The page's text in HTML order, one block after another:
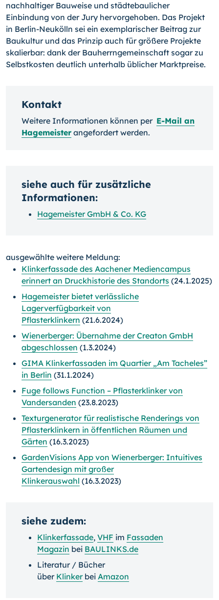
nachhaltiger Bauweise und städtebaulicher
Einbindung von der Jury hervorgehoben. Das Projekt
in Berlin-Neukölln sei ein exemplarischer Beitrag zur
Baukultur und das Prinzip auch für größere Projekte
skalierbar: dank der Bauherrngemeinschaft sogar zu
Selbstkosten deutlich unterhalb üblicher Marktpreise.
Kontakt
Weitere Informationen können per E-Mail an
Hagemeister angefordert werden.
siehe auch für zusätzliche
Informationen:
Hagemeister GmbH & Co. KG
ausgewählte weitere Meldung:
Klinkerfassade des Aachener Mediencampus
erinnert an Druckhistorie des Standorts (24.1.2025)
Hagemeister bietet verlässliche
Lagerverfügbarkeit von
Pflasterklinkern (21.6.2024)
Wienerberger: Übernahme der Creaton GmbH
abgeschlossen (1.3.2024)
GIMA Klinkerfassaden im Quartier „Am Tacheles”
in Berlin (31.1.2024)
Fuge follows Function – Pflasterklinker von
Vandersanden (23.8.2023)
Texturgenerator für realistische Renderings von
Pflasterklinkern in öffentlichen Räumen und
Gärten (16.3.2023)
GardenVisions App von Wienerberger: Intuitives
Gartendesign mit großer
Klinkerauswahl (16.3.2023)
siehe zudem:
Klinkerfassade, VHF im Fassaden
Magazin bei BAULINKS.de
Literatur / Bücher
über Klinkerbei Amazon